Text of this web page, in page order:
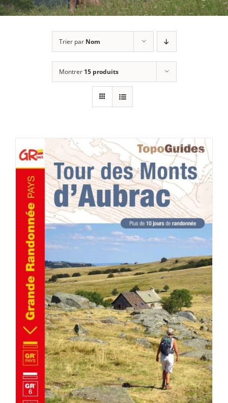
Trier par Nom
Montrer 15 produits
AJOUTER AU PANIER / DÉTAILS